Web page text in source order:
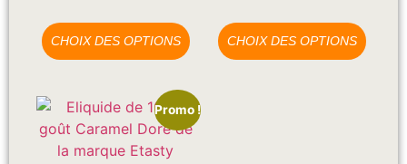
CHOIX DES OPTIONS CHOIX DES OPTIONS
Promo !